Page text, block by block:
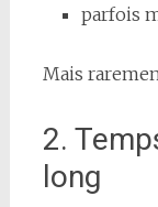
parfois
Mais
2.
long